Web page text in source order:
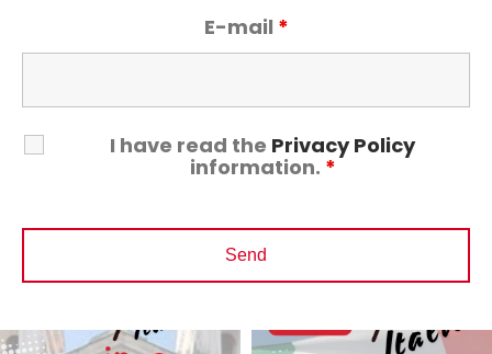
E-mail *
I have read the Privacy Policy
information. *